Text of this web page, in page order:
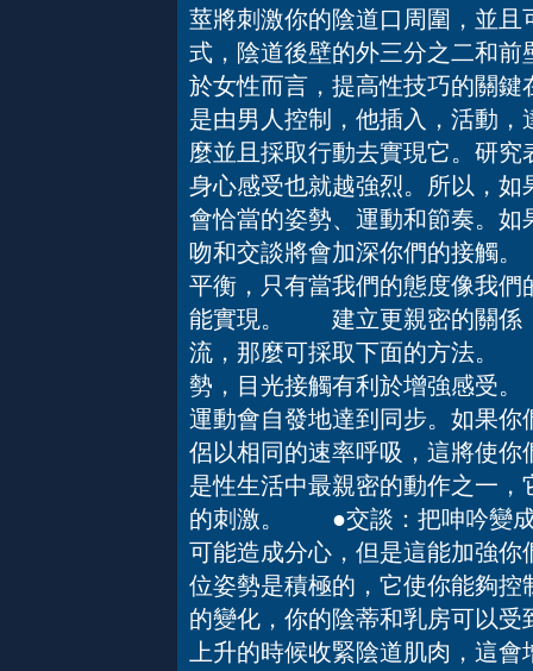
莖將刺激你的陰道口周圍，並
式，陰道後壁的外三分之二和
於女性而言，提高性技巧的關
是由男人控制，他插入，活動
麼並且採取行動去實現它。研
身心感受也就越強烈。所以，
會恰當的姿勢、運動和節奏。
吻和交談將會加深你們的接觸
平衡，只有當我們的態度像我
能實現。 建立更親密的關係
流，那麼可採取下面的方法。
勢，目光接觸有利於增強感受
運動會自發地達到同步。如果
侶以相同的速率呼吸，這將使
是性生活中最親密的動作之一
的刺激。 ●交談：把呻吟變成
可能造成分心，但是這能加強
位姿勢是積極的，它使你能夠
的變化，你的陰蒂和乳房可以
上升的時候收緊陰道肌肉，這